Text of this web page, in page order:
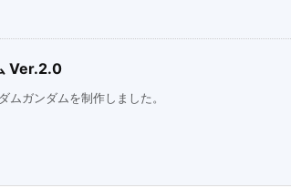
Ver.2.0
ムガンダムを制作しました。